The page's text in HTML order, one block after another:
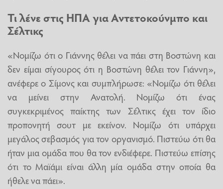
Τι λένε στις ΗΠΑ για Αντετοκούνμπο και
Σέλτικς
«Νομίζω ότι ο Γιάννης θέλει να πάει στη Βοστώνη και
δεν είμαι σίγουρος ότι η Βοστώνη θέλει τον Γιάννη»,
ανέφερε ο Σίμονς και συμπλήρωσε: «Νομίζω ότι θέλει
να μείνει στην Ανατολή. Νομίζω ότι ένας
συγκεκριμένος παίκτης των Σέλτικς έχει τον ίδιο
προπονητή σουτ με εκείνον. Νομίζω ότι υπάρχει
μεγάλος σεβασμός για τον οργανισμό. Πιστεύω ότι θα
ήταν μια ομάδα που θα τον ενδιέφερε. Πιστεύω επίσης
ότι το Μαϊάμι είναι άλλη μία ομάδα στην οποία θα
ήθελε να πάει».